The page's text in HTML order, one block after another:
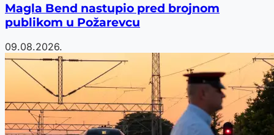
Magla Bend nastupio pred brojnom
publikom u Požarevcu
09.08.2026.